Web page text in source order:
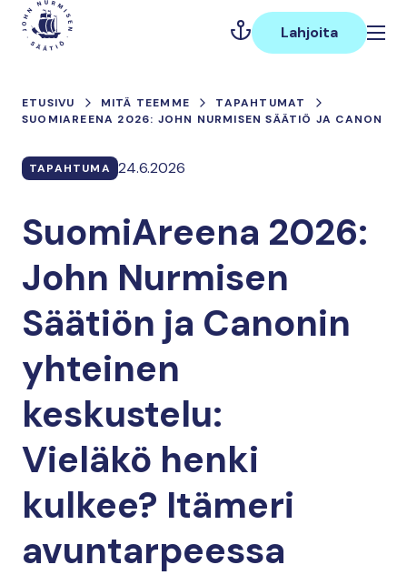
Hyppää
sisältöön
Päävalikko
Lahjoita
ETUSIVU MITÄ TEEMME
TAPAHTUMAT
SUOMIAREENA 2026: JOHN NURMISEN SÄÄTIÖ JA CANON
TAPAHTUMA 24.6.2026
SuomiAreena 2026:
John Nurmisen
Säätiön ja Canonin
yhteinen
keskustelu:
Vieläkö henki
kulkee? Itämeri
avuntarpeessa